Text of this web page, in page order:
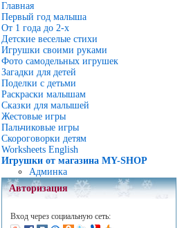
Главная
Первый год малыша
От 1 года до 2-х
Детские веселые стихи
Игрушки своими руками
Фото самодельных игрушек
Загадки для детей
Поделки с детьми
Раскраски малышам
Сказки для малышей
Жестовые игры
Пальчиковые игры
Скороговорки детям
Worksheets English
Игрушки от магазина MY-SHOP
Админка
Авторизация
Вход через социальную сеть: